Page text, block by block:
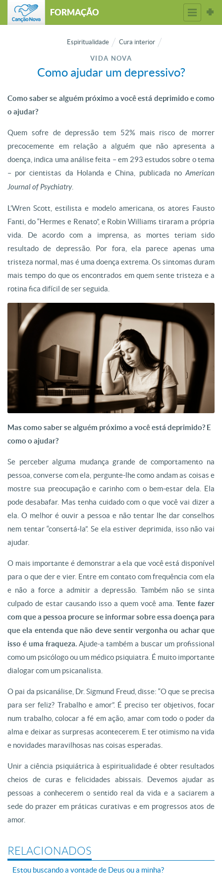
FORMAÇÃO
Espiritualidade Cura interior
VIDA NOVA
Como ajudar um depressivo?
Como saber se alguém próximo a você está deprimido e como
o ajudar?
Quem sofre de depressão tem 52% mais risco de morrer
precocemente em relação a alguém que não apresenta a
doença, indica uma análise feita – em 293 estudos sobre o tema
– por cientistas da Holanda e China, publicada no American
Journal of Psychiatry.
L’Wren Scott, estilista e modelo americana, os atores Fausto
Fanti, do “Hermes e Renato”, e Robin Williams tiraram a própria
vida. De acordo com a imprensa, as mortes teriam sido
resultado de depressão. Por fora, ela parece apenas uma
tristeza normal, mas é uma doença extrema. Os sintomas duram
mais tempo do que os encontrados em quem sente tristeza e a
rotina fica difícil de ser seguida.
Mas como saber se alguém próximo a você está deprimido? E
como o ajudar?
Se perceber alguma mudança grande de comportamento na
pessoa, converse com ela, pergunte-lhe como andam as coisas e
mostre sua preocupação e carinho com o bem-estar dela. Ela
pode desabafar. Mas tenha cuidado com o que você vai dizer a
ela. O melhor é ouvir a pessoa e não tentar lhe dar conselhos
nem tentar “consertá-la”. Se ela estiver deprimida, isso não vai
ajudar.
O mais importante é demonstrar a ela que você está disponível
para o que der e vier. Entre em contato com frequência com ela
e não a force a admitir a depressão. Também não se sinta
culpado de estar causando isso a quem você ama. Tente fazer
com que a pessoa procure se informar sobre essa doença para
que ela entenda que não deve sentir vergonha ou achar que
isso é uma fraqueza. Ajude-a também a buscar um profissional
como um psicólogo ou um médico psiquiatra. É muito importante
dialogar com um psicanalista.
O pai da psicanálise, Dr. Sigmund Freud, disse: “O que se precisa
para ser feliz? Trabalho e amor”. É preciso ter objetivos, focar
num trabalho, colocar a fé em ação, amar com todo o poder da
alma e deixar as surpresas acontecerem. E ter otimismo na vida
e novidades maravilhosas nas coisas esperadas.
Unir a ciência psiquiátrica à espiritualidade é obter resultados
cheios de curas e felicidades abissais. Devemos ajudar as
pessoas a conhecerem o sentido real da vida e a saciarem a
sede do prazer em práticas curativas e em progressos atos de
amor.
RELACIONADOS
Estou buscando a vontade de Deus ou a minha?